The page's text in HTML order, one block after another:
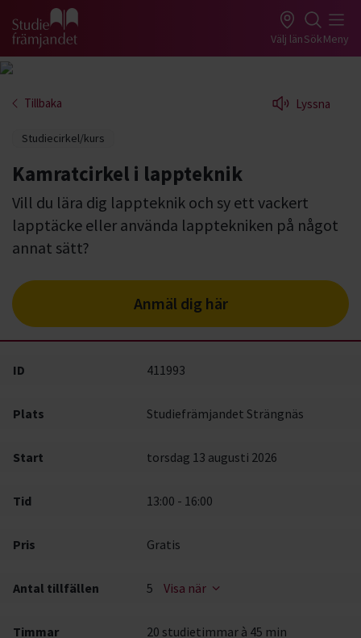
Gå till studiefrämjandets startsida Välj länSökMeny
Tillbaka Lyssna
Studiecirkel/kurs
Kamratcirkel i lappteknik
Vill du lära dig lappteknik och sy ett vackert
lapptäcke eller använda lapptekniken på något
annat sätt?
Anmäl dig här
ID 411993
Plats Studiefrämjandet Strängnäs
Start torsdag 13 augusti 2026
Tid 13:00 - 16:00
Pris Gratis
Antal tillfällen 5 Visa när
Timmar 20 studietimmar à 45 min